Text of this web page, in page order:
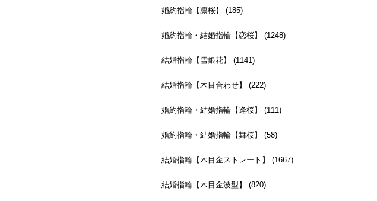
婚約指輪【凛桜】 (185)
婚約指輪・結婚指輪【恋桜】 (1248)
結婚指輪【雪銀花】 (1141)
結婚指輪【木目合わせ】 (222)
婚約指輪・結婚指輪【逢桜】 (111)
婚約指輪・結婚指輪【舞桜】 (58)
結婚指輪【木目金ストレート】 (1667)
結婚指輪【木目金波型】 (820)